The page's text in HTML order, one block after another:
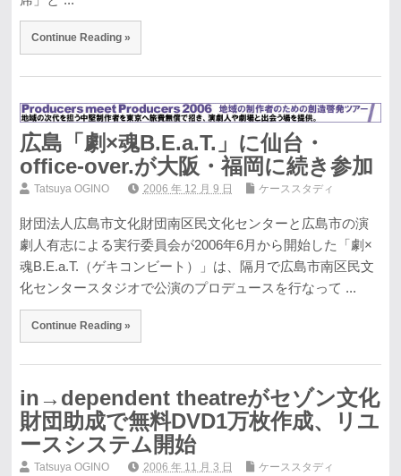
Continue Reading »
広島「劇×魂B.E.a.T.」に仙台・
office-over.が大阪・福岡に続き参加
Tatsuya OGINO 2006 年 12 月 9 日 ケーススタディ
財団法人広島市文化財団南区民文化センターと広島市の演
劇人有志による実行委員会が2006年6月から開始した「劇×
魂B.E.a.T.（ゲキコンビート）」は、隔月で広島市南区民文
化センタースタジオで公演のプロデュースを行なって ...
Continue Reading »
in→dependent theatreがセゾン文化
財団助成で無料DVD1万枚作成、リユ
ースシステム開始
Tatsuya OGINO 2006 年 11 月 3 日 ケーススタディ